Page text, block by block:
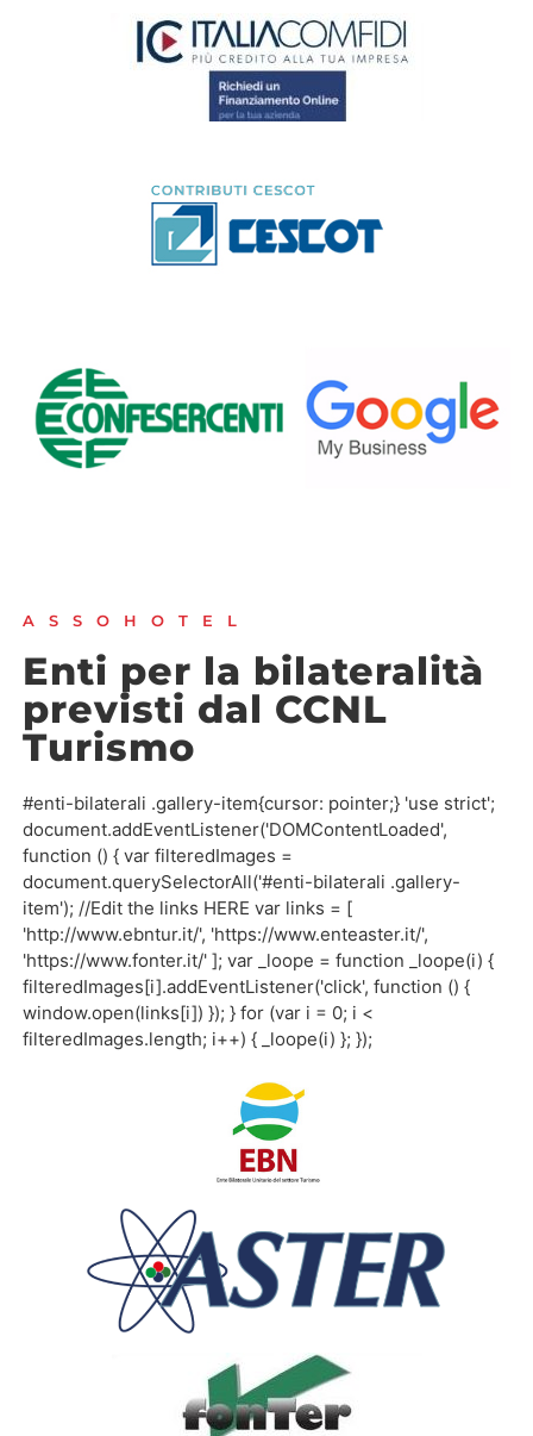
ASSOHOTEL
Enti per la bilateralità
previsti dal CCNL
Turismo
#enti-bilaterali .gallery-item{cursor: pointer;} 'use strict';
document.addEventListener('DOMContentLoaded',
function () { var filteredImages =
document.querySelectorAll('#enti-bilaterali .gallery-
item'); //Edit the links HERE var links = [
'http://www.ebntur.it/', 'https://www.enteaster.it/',
'https://www.fonter.it/' ]; var _loope = function _loope(i) {
filteredImages[i].addEventListener('click', function () {
window.open(links[i]) }); } for (var i = 0; i <
filteredImages.length; i++) { _loope(i) }; });